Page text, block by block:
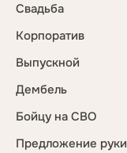
Свадьба
Корпоратив
Выпускной
Дембель
Бойцу на СВО
Предложение руки